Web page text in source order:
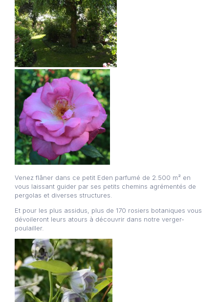
Venez flâner dans ce petit Eden parfumé de 2.500 m² en
vous laissant guider par ses petits chemins agrémentés de
pergolas et diverses structures.
Et pour les plus assidus, plus de 170 rosiers botaniques vous
dévoileront leurs atours à découvrir dans notre verger-
poulailler.